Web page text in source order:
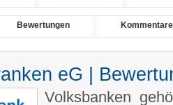
Bewertungen Kommentare
eG |
Volksbanken